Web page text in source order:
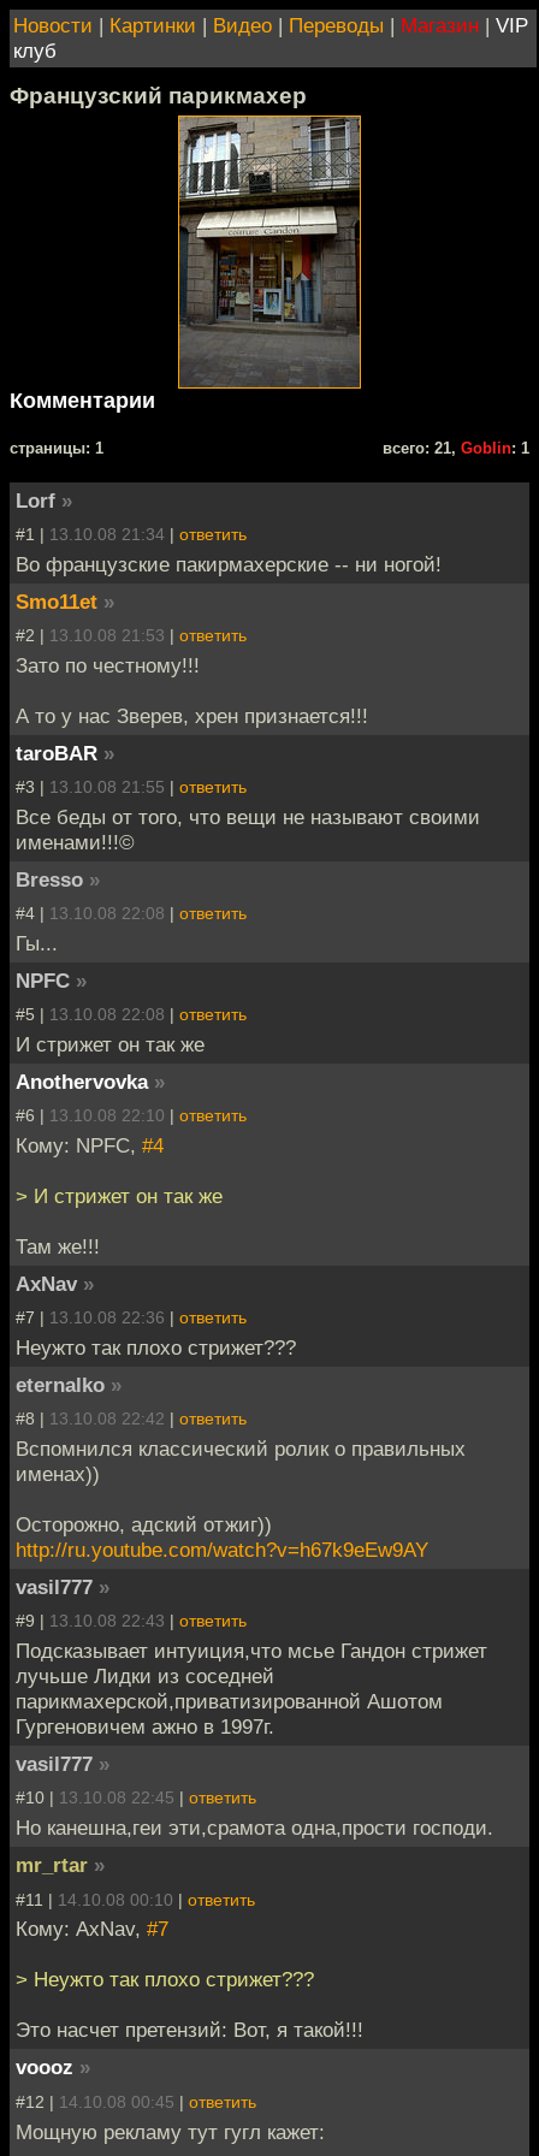
Новости | Картинки | Видео | Переводы | Магазин | VIP
клуб
Французский парикмахер
Комментарии
cтраницы: 1 всего: 21, Goblin: 1
Lorf »
#1 | 13.10.08 21:34 | ответить
Во французские пакирмахерские -- ни ногой!
Smo11et »
#2 | 13.10.08 21:53 | ответить
Зато по честному!!!
А то у нас Зверев, хрен признается!!!
taroBAR »
#3 | 13.10.08 21:55 | ответить
Все беды от того, что вещи не называют своими
именами!!!©
Bresso »
#4 | 13.10.08 22:08 | ответить
Гы...
NPFC »
#5 | 13.10.08 22:08 | ответить
И стрижет он так же
Anothervovka »
#6 | 13.10.08 22:10 | ответить
Кому: NPFC, #4
> И стрижет он так же
Там же!!!
AxNav »
#7 | 13.10.08 22:36 | ответить
Неужто так плохо стрижет???
eternalko »
#8 | 13.10.08 22:42 | ответить
Вспомнился классический ролик о правильных
именах))
Осторожно, адский отжиг))
http://ru.youtube.com/watch?v=h67k9eEw9AY
vasil777 »
#9 | 13.10.08 22:43 | ответить
Подсказывает интуиция,что мсье Гандон стрижет
лучьше Лидки из соседней
парикмахерской,приватизированной Ашотом
Гургеновичем ажно в 1997г.
vasil777 »
#10 | 13.10.08 22:45 | ответить
Но канешна,геи эти,срамота одна,прости господи.
mr_rtar »
#11 | 14.10.08 00:10 | ответить
Кому: AxNav, #7
> Неужто так плохо стрижет???
Это насчет претензий: Вот, я такой!!!
voooz »
#12 | 14.10.08 00:45 | ответить
Мощную рекламу тут гугл кажет: